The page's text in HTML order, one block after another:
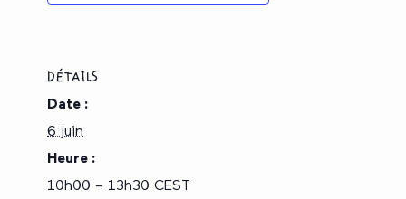
DÉTAILS
Date :
6 juin
Heure :
10h00 – 13h30 CEST